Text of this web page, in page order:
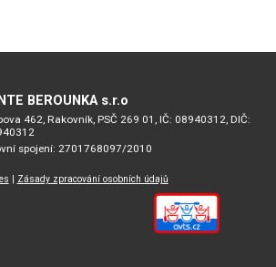
BEROUNKA s.r.o
462, Rakovník, PSČ 269 01, IČ: 08940312, DIČ:
spojení: 2701768097/2010
Zásady zpracování osobních údajů